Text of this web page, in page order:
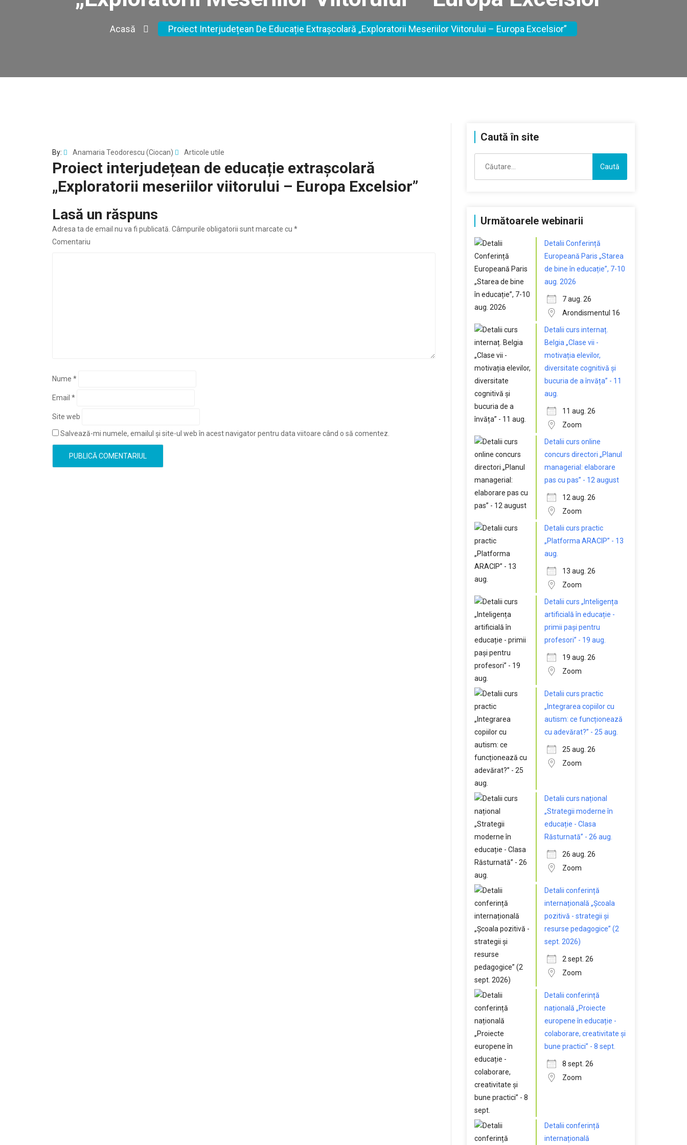
Acasă Proiect Interjudețean De Educație Extrașcolară „Exploratorii Meseriilor Viitorului – Europa Excelsior”
By: Anamaria Teodorescu (Ciocan) Articole utile
Proiect interjudețean de educație extrașcolară
„Exploratorii meseriilor viitorului – Europa Excelsior”
Lasă un răspuns
Adresa ta de email nu va fi publicată. Câmpurile obligatorii sunt marcate cu *
Comentariu
Nume *
Email *
Site web
Salvează-mi numele, emailul și site-ul web în acest navigator pentru data viitoare când o să comentez.
Caută în site
după:
Următoarele webinarii
Detalii Conferință
Europeană Paris „Starea
de bine în educație”, 7-10
aug. 2026
7 aug. 26
Arondismentul 16
Detalii curs internaț.
Belgia „Clase vii -
motivația elevilor,
diversitate cognitivă și
bucuria de a învăța” - 11
aug.
11 aug. 26
Zoom
Detalii curs online
concurs directori „Planul
managerial: elaborare
pas cu pas” - 12 august
12 aug. 26
Zoom
Detalii curs practic
„Platforma ARACIP” - 13
aug.
13 aug. 26
Zoom
Detalii curs „Inteligența
artificială în educație -
primii pași pentru
profesori” - 19 aug.
19 aug. 26
Zoom
Detalii curs practic
„Integrarea copiilor cu
autism: ce funcționează
cu adevărat?” - 25 aug.
25 aug. 26
Zoom
Detalii curs național
„Strategii moderne în
educație - Clasa
Răsturnată” - 26 aug.
26 aug. 26
Zoom
Detalii conferință
internațională „Școala
pozitivă - strategii și
resurse pedagogice” (2
sept. 2026)
2 sept. 26
Zoom
Detalii conferință
națională „Proiecte
europene în educație -
colaborare, creativitate și
bune practici” - 8 sept.
8 sept. 26
Zoom
Detalii conferință
internațională